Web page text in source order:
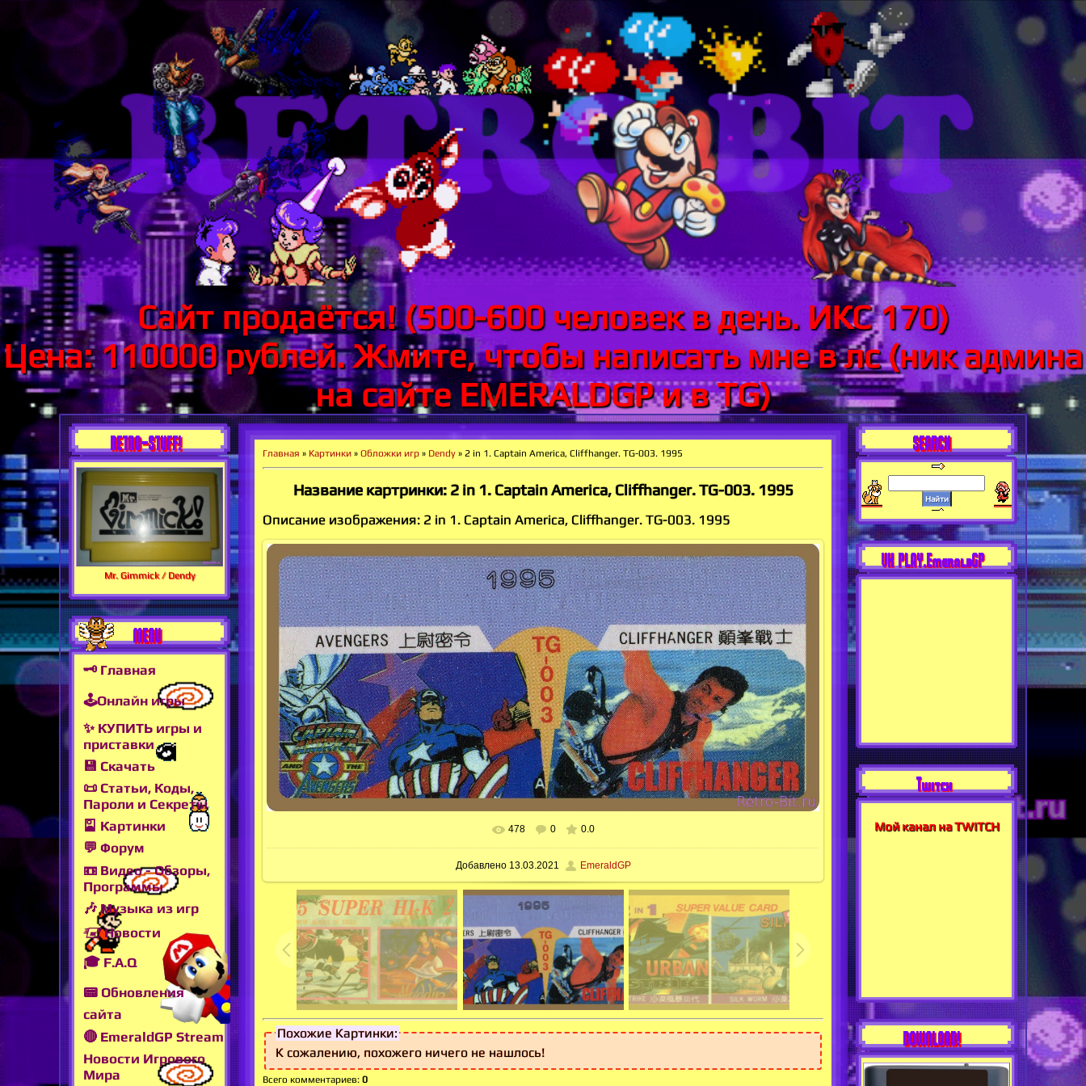
Сайт продаётся! (500-600 человек в день. ИКС 170)
Цена: 110000 рублей. Жмите, чтобы написать мне в лс (ник админа
на сайте EMERALDGP и в TG)
RETRO-STUFF!
Mr. Gimmick / Dendy
MENU
🗝 Главная
🕹Онлайн игры
✨ КУПИТЬ игры и
приставки
💾 Скачать
📜 Статьи, Коды,
Пароли и Секреты
🎴 Картинки
💬 Форум
📼 Видео - Обзоры,
Программы
🎶 Музыка из игр
🖅 Новости
🎓 F.A.Q
📟 Обновления
сайта
🔴 EmeraldGP Stream
Новости Игрового
Мира
Главная » Картинки » Обложки игр » Dendy » 2 in 1. Captain America, Cliffhanger. TG-003. 1995
Название картринки: 2 in 1. Captain America, Cliffhanger. TG-003. 1995
Описание изображения: 2 in 1. Captain America, Cliffhanger. TG-003. 1995
478 0 0.0
Добавлено13.03.2021 EmeraldGP
Похожие Картинки:
К сожалению, похожего ничего не нашлось!
Всего комментариев: 0
SEARCH
VK PLAY.EmeraldGP
Twitch
Мой канал на TWITCH
DOWNLOAD!